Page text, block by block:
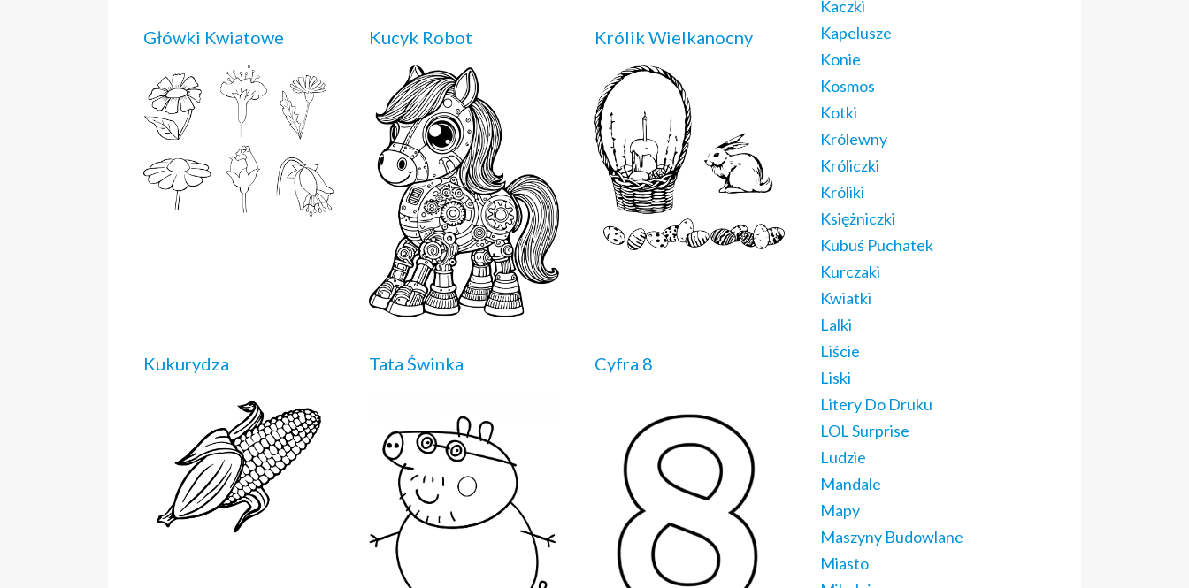
Główki Kwiatowe Kucyk Robot Królik Wielkanocny
Kukurydza Tata Świnka Cyfra 8
Kaczki
Kapelusze
Konie
Kosmos
Kotki
Królewny
Króliczki
Króliki
Księżniczki
Kubuś Puchatek
Kurczaki
Kwiatki
Lalki
Liście
Liski
Litery Do Druku
LOL Surprise
Ludzie
Mandale
Mapy
Maszyny Budowlane
Miasto